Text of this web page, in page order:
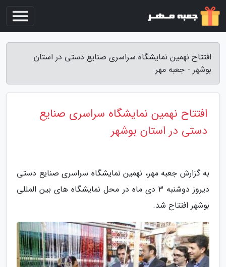
افتتاح نهمین نمایشگاه سراسری صنایع دستی در استان
بوشهر - جعبه مهر
افتتاح نهمین نمایشگاه سراسری صنایع
دستی در استان بوشهر
به گزارش جعبه مهر، نهمین نمایشگاه سراسری صنایع دستی
دیروز دوشنبه 3 دی ماه در محل نمایشگاه های بین المللی
بوشهر افتتاح شد.